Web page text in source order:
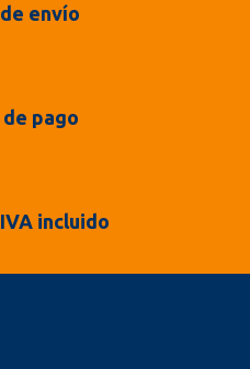
envío
de pago
incluido